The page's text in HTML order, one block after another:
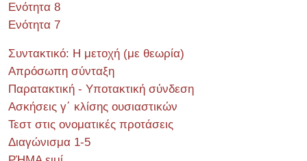
Ενότητα 8
Ενότητα 7
Συντακτικό: Η μετοχή (με θεωρία)
Απρόσωπη σύνταξη
Παρατακτική - Υποτακτική σύνδεση
Ασκήσεις γ΄ κλίσης ουσιαστικών
Τεστ στις ονοματικές προτάσεις
Διαγώνισμα 1-5